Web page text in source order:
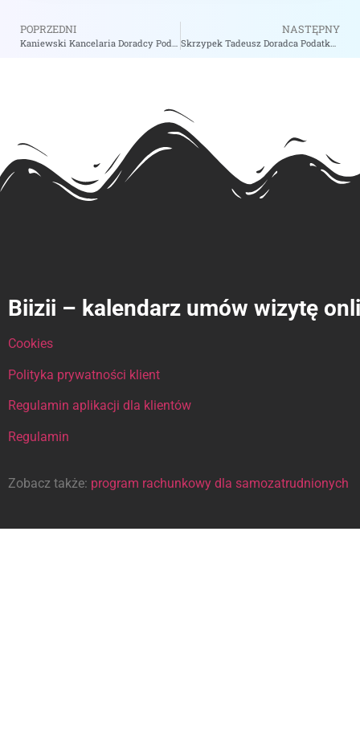
POPRZEDNI
Kaniewski Kancelaria Doradcy Podatkowego – zobacz na biizii.com
NASTĘPNY
Skrzypek Tadeusz Doradca Podatkowy – zobacz na biizii.com
Biizii – kalendarz umów wizytę
Cookies
Polityka prywatności klient
Regulamin aplikacji dla klientów
Regulamin
Zobacz także: program rachunkowy dla samozatrudnionych